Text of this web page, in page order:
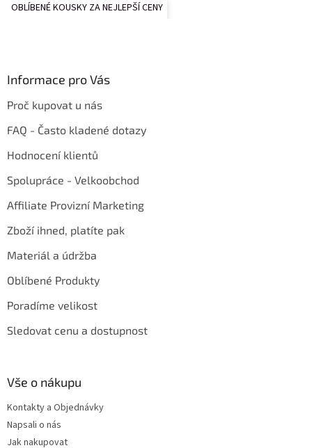
OBLÍBENÉ KOUSKY ZA NEJLEPŠÍ CENY
Informace pro Vás
Proč kupovat u nás
FAQ - Často kladené dotazy
Hodnocení klientů
Spolupráce - Velkoobchod
Affiliate Provizní Marketing
Zboží ihned, platíte pak
Materiál a údržba
Oblíbené Produkty
Poradíme velikost
Sledovat cenu a dostupnost
Vše o nákupu
Kontakty a Objednávky
Napsali o nás
Jak nakupovat